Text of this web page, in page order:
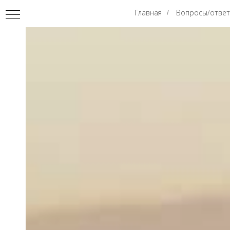
Главная / Вопросы/